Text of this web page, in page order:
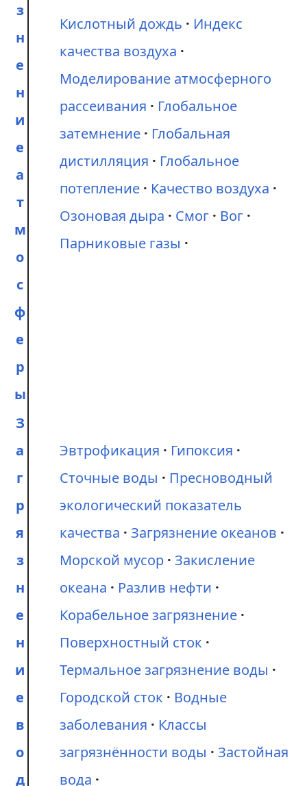
з
н
е
н
и
е
а
т
м
о
с
ф
е
р
ы
Кислотный дождь
Индекс
качества воздуха
Моделирование атмосферного
рассеивания
Глобальное
затемнение
Глобальная
дистилляция
Глобальное
потепление
Качество воздуха
Озоновая дыра
Смог
Вог
Парниковые газы
З
а
г
р
я
з
н
е
н
и
е
в
о
д
Эвтрофикация
Гипоксия
Сточные воды
Пресноводный
экологический показатель
качества
Загрязнение океанов
Морской мусор Закисление
океана
Разлив нефти
Корабельное загрязнение
Поверхностный сток
Термальное загрязнение воды
Городской сток
Водные
заболевания
Классы
загрязнённости воды
Застойная
вода